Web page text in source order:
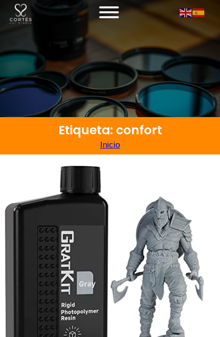
Etiqueta: confort
Inicio